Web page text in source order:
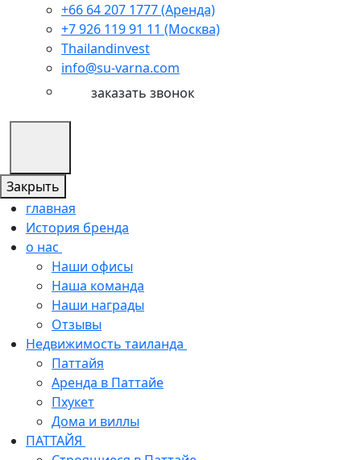
+66 64 207 1777 (Аренда)
+7 926 119 91 11 (Москва)
Thailandinvest
info@su-varna.com
заказать звонок
Закрыть
главная
История бренда
о нас
Наши офисы
Наша команда
Наши награды
Отзывы
Недвижимость таиланда
Паттайя
Аренда в Паттайе
Пхукет
Дома и виллы
ПАТТАЙЯ